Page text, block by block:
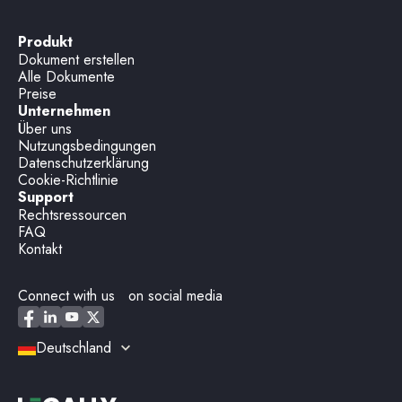
Produkt
Dokument erstellen
Alle Dokumente
Preise
Unternehmen
Über uns
Nutzungsbedingungen
Datenschutzerklärung
Cookie-Richtlinie
Support
Rechtsressourcen
FAQ
Kontakt
Connect with us on social media
Deutschland